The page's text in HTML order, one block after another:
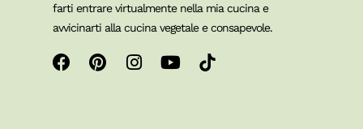
farti entrare virtualmente nella mia cucina e
avvicinarti alla cucina vegetale e consapevole.